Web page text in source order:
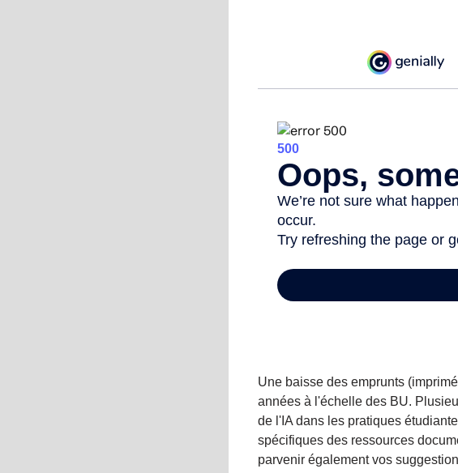
Une baisse des emprunts
années à l'échelle des BU.
de l'IA dans les pratiques
spécifiques des ressources
parvenir également vos